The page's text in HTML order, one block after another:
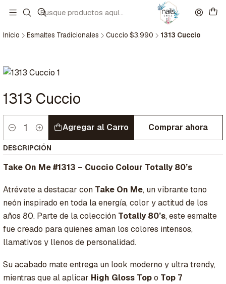
Inicio Esmaltes Tradicionales Cuccio $3.990 1313 Cuccio
1313 Cuccio
Cantidad
Agregar al Carro Comprar ahora
DESCRIPCIÓN
Take On Me #1313 – Cuccio Colour Totally 80’s
Atrévete a destacar con Take On Me, un vibrante tono
neón inspirado en toda la energía, color y actitud de los
años 80. Parte de la colección Totally 80’s, este esmalte
fue creado para quienes aman los colores intensos,
llamativos y llenos de personalidad.
Su acabado mate entrega un look moderno y ultra trendy,
mientras que al aplicar High Gloss Topo Top 7